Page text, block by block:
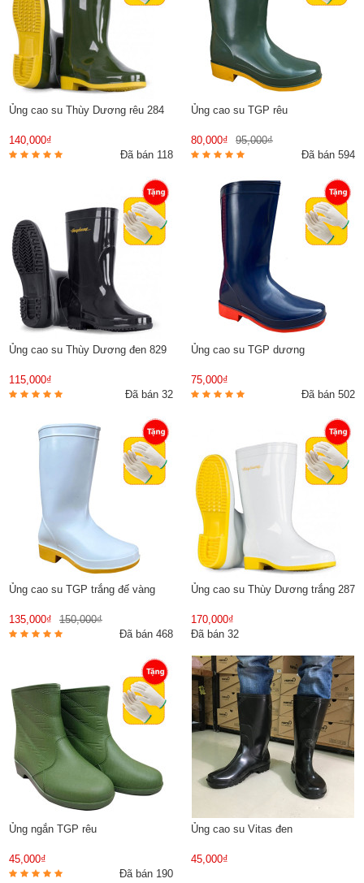
Ủng cao su Thùy Dương rêu 284
140,000₫
Đã bán 118
Ủng cao su TGP rêu
80,000₫
95,000₫
Đã bán 594
Ủng cao su Thùy Dương đen 829
115,000₫
Đã bán 32
Ủng cao su TGP dương
75,000₫
Đã bán 502
Ủng cao su TGP trắng đế vàng
135,000₫
150,000₫
Đã bán 468
Ủng cao su Thùy Dương trắng 287
170,000₫
Đã bán 32
Ủng ngắn TGP rêu
45,000₫
Đã bán 190
Ủng cao su Vitas đen
45,000₫